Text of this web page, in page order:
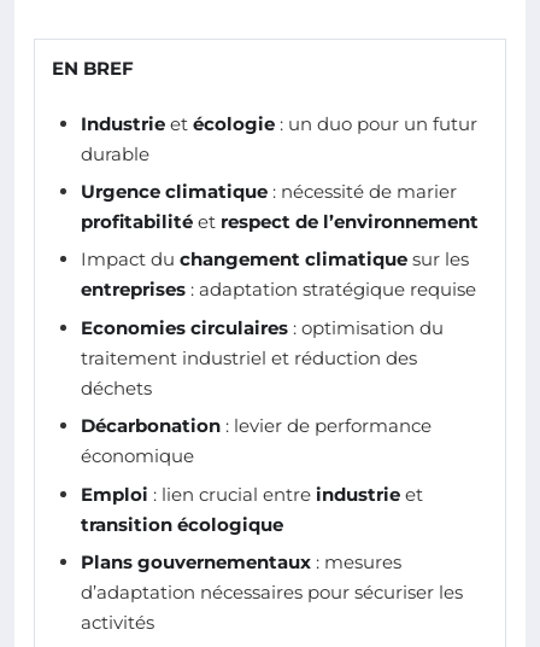
EN BREF
Industrie et écologie : un duo pour un futur
durable
Urgence climatique : nécessité de marier
profitabilité et respect de l’environnement
Impact du changement climatique sur les
entreprises : adaptation stratégique requise
Economies circulaires : optimisation du
traitement industriel et réduction des
déchets
Décarbonation : levier de performance
économique
Emploi : lien crucial entre industrie et
transition écologique
Plans gouvernementaux : mesures
d’adaptation nécessaires pour sécuriser les
activités